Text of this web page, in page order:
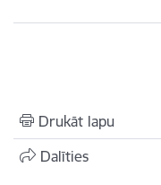
Drukāt lapu
Dalīties